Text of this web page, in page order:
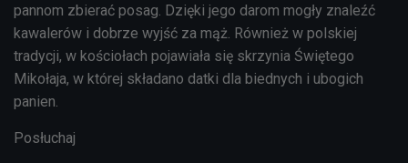
pannom zbierać posag. Dzięki jego darom mogły znaleźć
kawalerów i dobrze wyjść za mąż. Również w polskiej
tradycji, w kościołach pojawiała się skrzynia Świętego
Mikołaja, w której składano datki dla biednych i ubogich
panien.
Posłuchaj